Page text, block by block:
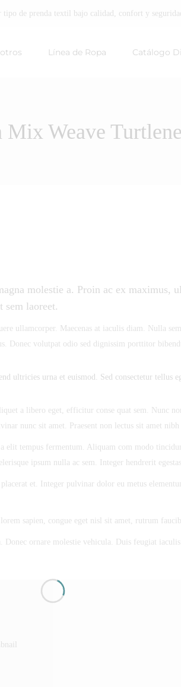
tipo de prenda textil bajo calidad, confort y seguridad
Línea de Ropa Catálogo
Mix Weave
molestie a. Proin ac ex maximus,
sem laoreet.
ullamcorper. Maecenas at iaculis diam. Nulla
Donec volutpat odio sed dignissim porttitor
ultricies urna et euismod. Sed consectetur tellus
a libero eget, efficitur conse quat sem. Nunc
nunc sit amet. Praesent non lectus sit amet
a elit tempus fermentum. Aliquam com modo
ipsum nulla ac sem. Integer hendrerit egestas
placerat et. Integer pulvinar dolor eu metus
sapien, congue eget nisl sit amet, rutrum
ornare molestie vehicula. Duis feugiat